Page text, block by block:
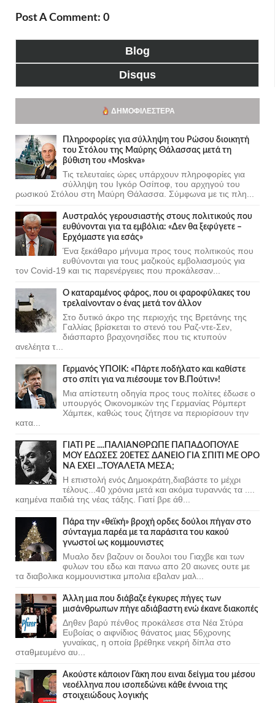
Post A Comment: 0
Blog
Disqus
ΔΗΜΟΦΙΛΈΣΤΕΡΑ
Πληροφορίες για σύλληψη του Ρώσου διοικητή
του Στόλου της Mαύρης Θάλασσας μετά τη
βύθιση του «Moskva»
Τις τελευταίες ώρες υπάρχουν πληροφορίες για
σύλληψη του Ιγκόρ Οσίποφ, του αρχηγού του
ρωσικού Στόλου στη Μαύρη Θάλασσα. Σύμφωνα με τις πλη...
Αυστραλός γερουσιαστής στους πολιτικούς που
ευθύνονται για τα εμβόλια: «Δεν θα ξεφύγετε –
Ερχόμαστε για εσάς»
Ένα ξεκάθαρο μήνυμα προς τους πολιτικούς που
ευθύνονται για τους μαζικούς εμβολιασμούς για
τον Covid-19 και τις παρενέργειες που προκάλεσαν...
Ο καταραμένος φάρος, που οι φαροφύλακες του
τρελαίνονταν ο ένας μετά τον άλλον
Στο δυτικό άκρο της περιοχής της Βρετάνης της
Γαλλίας βρίσκεται το στενό του Ραζ-ντε-Σεν,
διάσπαρτο βραχονησίδες που τις κτυπούν
ανελέητα τ...
Γερμανός ΥΠΟΙΚ: «Πάρτε ποδήλατο και καθίστε
στο σπίτι για να πιέσουμε τον Β.Πούτιν»!
Μια απίστευτη οδηγία προς τους πολίτες έδωσε ο
υπουργός Οικονομικών της Γερμανίας Ρόμπερτ
Χάμπεκ, καθώς τους ζήτησε να περιορίσουν την
κατα...
ΓΙΑΤΙ ΡΕ ....ΠΑΛΙΑΝΘΡΩΠΕ ΠΑΠΑΔΟΠΟΥΛΕ
ΜΟΥ ΕΔΩΣΕΣ 20ΕΤΕΣ ΔΑΝΕΙΟ ΓΙΑ ΣΠΙΤΙ ΜΕ ΟΡΟ
ΝΑ ΕΧΕΙ ...ΤΟΥΑΛΕΤΑ ΜΕΣΑ;
Η επιστολή ενός Δημοκράτη,διαβάστε το μέχρι
τέλους...40 χρόνια μετά και ακόμα τυραννάς τα ....
καημένα παιδιά της νέας τάξης. Γιατί βρε άθ...
Πάρα την «θεϊκή» βροχή ορδες δούλοι πήγαν στο
σύνταγμα παρέα με τα παράσιτα του κακού
γνωστοί ως κομμουνιστες
Μυαλο δεν βαζουν οι δουλοι του Γιαχβε και των
φυλων του εδω και πανω απο 20 αιωνες ουτε με
τα διαβολικα κομμουνιστικα μπολια εβαλαν μαλ...
Άλλη μια που διάβαζε έγκυρες πήγες των
μισάνθρωπων πήγε αδιάβαστη ενώ έκανε διακοπές
Δηθεν βαρύ πένθος προκάλεσε στα Νέα Στύρα
Ευβοίας ο αιφνίδιος θάνατος μιας 56χρονης
γυναίκας, η οποία βρέθηκε νεκρή δίπλα στο
σταθμευμένο αυ...
Ακούστε κάποιον Γάκη που ειναι δείγμα του μέσου
νεοέλληνα που ισοπεδώνει κάθε έννοια της
στοιχειώδους λογικής